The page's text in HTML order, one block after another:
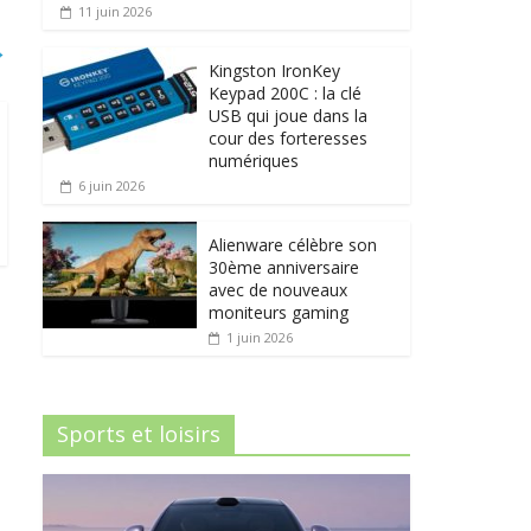
11 juin 2026
Kingston IronKey
Keypad 200C : la clé
USB qui joue dans la
cour des forteresses
numériques
6 juin 2026
Alienware célèbre son
30ème anniversaire
avec de nouveaux
moniteurs gaming
1 juin 2026
Sports et loisirs